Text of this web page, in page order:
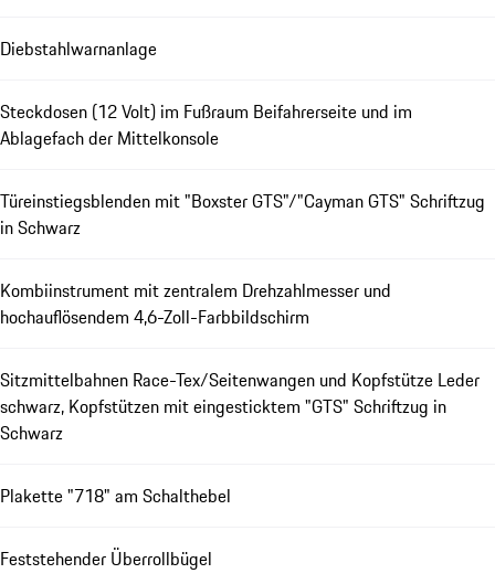
Diebstahlwarnanlage
Steckdosen (12 Volt) im Fußraum Beifahrerseite und im
Ablagefach der Mittelkonsole
Türeinstiegsblenden mit "Boxster GTS"/"Cayman GTS" Schriftzug
in Schwarz
Kombiinstrument mit zentralem Drehzahlmesser und
hochauflösendem 4,6-Zoll-Farbbildschirm
Sitzmittelbahnen Race-Tex/Seitenwangen und Kopfstütze Leder
schwarz, Kopfstützen mit eingesticktem "GTS" Schriftzug in
Schwarz
Plakette "718" am Schalthebel
Feststehender Überrollbügel